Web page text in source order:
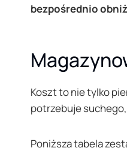
bezpośrednio
Koszt to nie tylko
potrzebuje
Poniższa tabela